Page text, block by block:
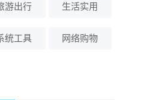
游出行 生活实用
统工具 网络购物